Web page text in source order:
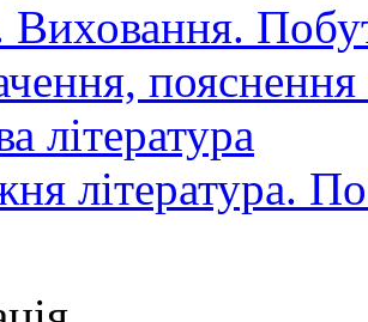
Виховання.
література
література.